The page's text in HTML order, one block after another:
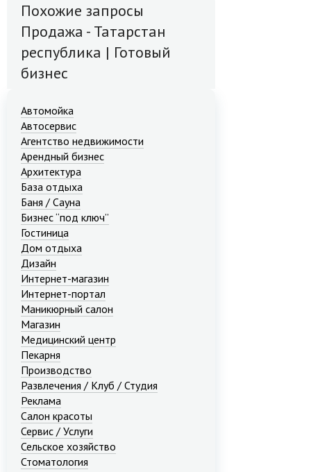
Похожие запросы
Продажа - Татарстан
республика | Готовый
бизнес
Автомойка
Автосервис
Агентство недвижимости
Арендный бизнес
Архитектура
База отдыха
Баня / Сауна
Бизнес “под ключ”
Гостиница
Дом отдыха
Дизайн
Интернет-магазин
Интернет-портал
Маникюрный салон
Магазин
Медицинский центр
Пекарня
Производство
Развлечения / Клуб / Студия
Реклама
Салон красоты
Сервис / Услуги
Сельское хозяйство
Стоматология